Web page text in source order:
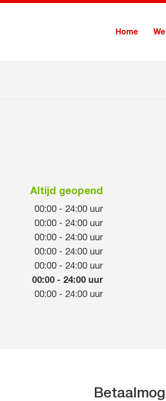
Home
Altijd geopend
00:00 - 24:00 uur
00:00 - 24:00 uur
00:00 - 24:00 uur
00:00 - 24:00 uur
00:00 - 24:00 uur
00:00 - 24:00 uur
00:00 - 24:00 uur